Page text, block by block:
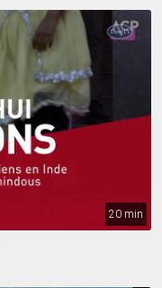
20 min